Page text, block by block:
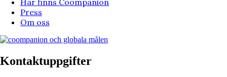
Här finns Coompanion
Press
Om oss
Kontaktuppgifter